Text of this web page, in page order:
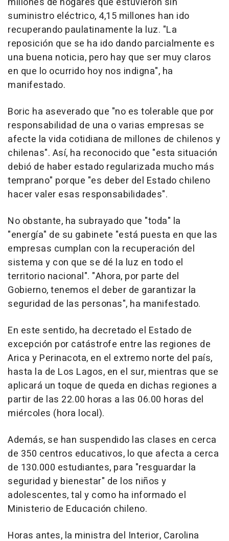
suministro eléctrico, 4,15 millones han ido
recuperando paulatinamente la luz. "La
reposición que se ha ido dando parcialmente es
una buena noticia, pero hay que ser muy claros
en que lo ocurrido hoy nos indigna", ha
manifestado.
Boric ha aseverado que "no es tolerable que por
responsabilidad de una o varias empresas se
afecte la vida cotidiana de millones de chilenos y
chilenas". Así, ha reconocido que "esta situación
debió de haber estado regularizada mucho más
temprano" porque "es deber del Estado chileno
hacer valer esas responsabilidades".
No obstante, ha subrayado que "toda" la
"energía" de su gabinete "está puesta en que las
empresas cumplan con la recuperación del
sistema y con que se dé la luz en todo el
territorio nacional". "Ahora, por parte del
Gobierno, tenemos el deber de garantizar la
seguridad de las personas", ha manifestado.
En este sentido, ha decretado el Estado de
excepción por catástrofe entre las regiones de
Arica y Perinacota, en el extremo norte del país,
hasta la de Los Lagos, en el sur, mientras que se
aplicará un toque de queda en dichas regiones a
partir de las 22.00 horas a las 06.00 horas del
miércoles (hora local).
Además, se han suspendido las clases en cerca
de 350 centros educativos, lo que afecta a cerca
de 130.000 estudiantes, para "resguardar la
seguridad y bienestar" de los niños y
adolescentes, tal y como ha informado el
Ministerio de Educación chileno.
Horas antes, la ministra del Interior, Carolina